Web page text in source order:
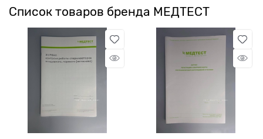
Список товаров бренда МЕДТЕСТ